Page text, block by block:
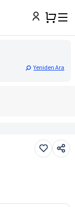
Yeniden Ara